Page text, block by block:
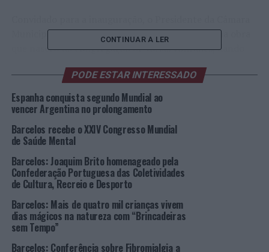
Municipal de Barcelos enalteceu a iniciativa, “uma obra
que nasceu da congregação de várias vontades, dando
melhores condições para a prática do desporto”, e que
contou com a parceria da Junta, do Município e de todos
os empresários, populares e habitantes de Fragoso.
ser desta forma – participação e envolvimento de todos
num objetivo comum que, neste caso, foi a criação de
excelentes condições para o convívio e a prática
desportiva. É importante e decisivo darmos
oportunidades aos mais novos para que tenham um
futuro melhor, e o desporto é fundamental para o
equilíbrio da pessoa humana”, referiu o edil.
CONTINUAR A LER
PODE ESTAR INTERESSADO
Espanha conquista segundo Mundial ao
vencer Argentina no prolongamento
Barcelos recebe o XXIV Congresso Mundial
de Saúde Mental
Barcelos: Joaquim Brito homenageado pela
Confederação Portuguesa das Coletividades
de Cultura, Recreio e Desporto
Barcelos: Mais de quatro mil crianças vivem
dias mágicos na natureza com “Brincadeiras
sem Tempo”
Barcelos: Conferência sobre Fibromialgia a